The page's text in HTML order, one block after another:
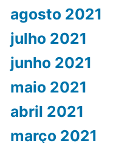
agosto 2021
julho 2021
junho 2021
maio 2021
abril 2021
março 2021